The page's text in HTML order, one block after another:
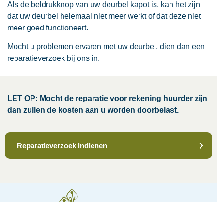
Als de beldrukknop van uw deurbel kapot is, kan het zijn
dat uw deurbel helemaal niet meer werkt of dat deze niet
meer goed functioneert.
Mocht u problemen ervaren met uw deurbel, dien dan een
reparatieverzoek bij ons in.
LET OP: Mocht de reparatie voor rekening huurder zijn
dan zullen de kosten aan u worden doorbelast.
Reparatieverzoek indienen